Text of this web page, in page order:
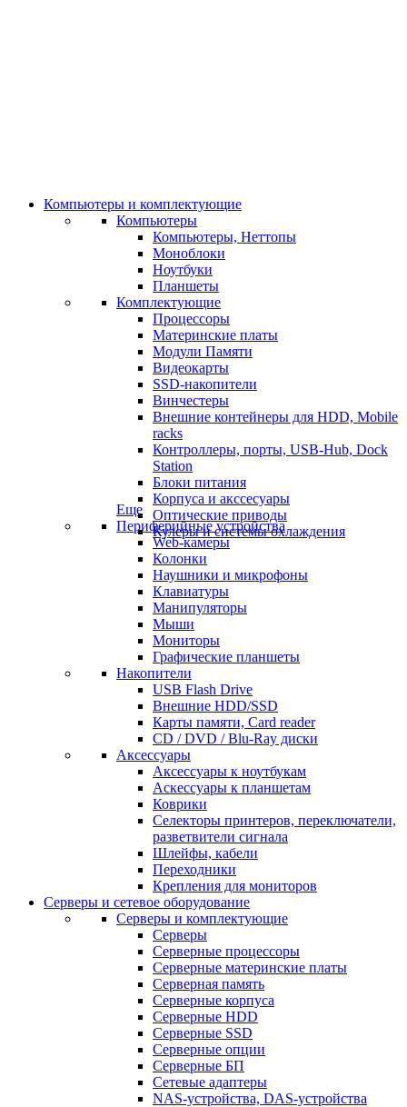
Компьютеры и комплектующие
Компьютеры
Компьютеры, Неттопы
Моноблоки
Ноутбуки
Планшеты
Комплектующие
Процессоры
Материнские платы
Модули Памяти
Видеокарты
SSD-накопители
Винчестеры
Внешние контейнеры для HDD, Mobile
racks
Контроллеры, порты, USB-Hub, Dock
Station
Блоки питания
Корпуса и акссесуары
Оптические приводы
Кулеры и системы охлаждения
Еще
Периферийные устройства
Web-камеры
Колонки
Наушники и микрофоны
Клавиатуры
Манипуляторы
Мыши
Мониторы
Графические планшеты
Накопители
USB Flash Drive
Внешние HDD/SSD
Карты памяти, Card reader
CD / DVD / Blu-Ray диски
Аксессуары
Аксессуары к ноутбукам
Аскессуары к планшетам
Коврики
Селекторы принтеров, переключатели,
разветвители сигнала
Шлейфы, кабели
Переходники
Крепления для мониторов
Серверы и сетевое оборудование
Серверы и комплектующие
Серверы
Серверные процессоры
Серверные материнские платы
Серверная память
Серверные корпуса
Серверные HDD
Серверные SSD
Серверные опции
Серверные БП
Сетевые адаптеры
NAS-устройства, DAS-устройства